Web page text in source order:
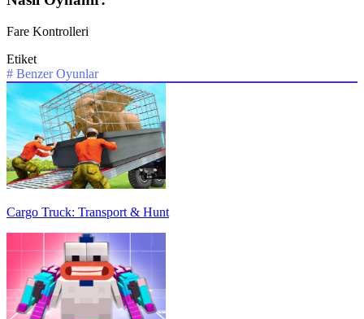
Fare Kontrolleri
Etiket
# Benzer Oyunlar
Cargo Truck: Transport & Hunt